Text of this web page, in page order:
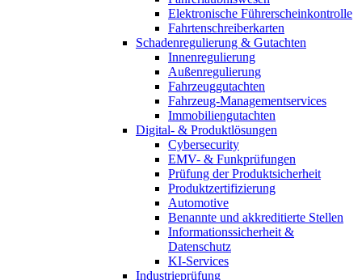
Elektronische Führerscheinkontrolle
Fahrtenschreiberkarten
Schadenregulierung & Gutachten
Innenregulierung
Außenregulierung
Fahrzeuggutachten
Fahrzeug-Managementservices
Immobiliengutachten
Digital- & Produktlösungen
Cybersecurity
EMV- & Funkprüfungen
Prüfung der Produktsicherheit
Produktzertifizierung
Automotive
Benannte und akkreditierte Stellen
Informationssicherheit &
Datenschutz
KI-Services
Industrieprüfung